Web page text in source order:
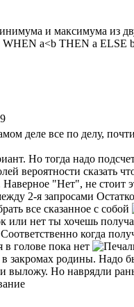
и максимума из
WHEN a<b THEN a ELSE
деле все по делу, почти
Но тогда надо
вероятности сказать
Наверное "Нет", не
2-я запросами
все сказанное с собой
или нет ты хочешь
Соответственно когда
голове пока нет
закромах родины.
выложу. Но наврядли